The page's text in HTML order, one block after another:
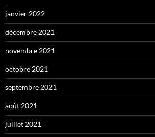
janvier 2022
décembre 2021
novembre 2021
octobre 2021
septembre 2021
août 2021
juillet 2021